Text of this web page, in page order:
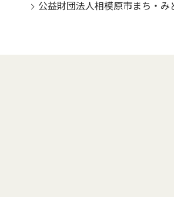
公益財団法人相模原市まち・み